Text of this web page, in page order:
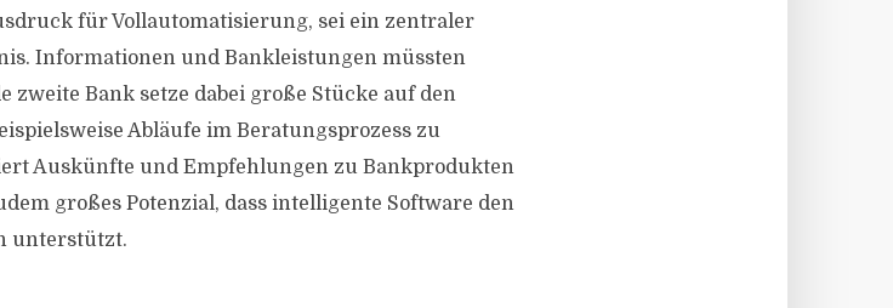
für Vollautomatisierung, sei ein zentraler
Informationen und Bankleistungen müssten
Bank setze dabei große Stücke auf den
Abläufe im Beratungsprozess zu
Auskünfte und Empfehlungen zu Bankprodukten
großes Potenzial, dass intelligente Software den
unterstützt.